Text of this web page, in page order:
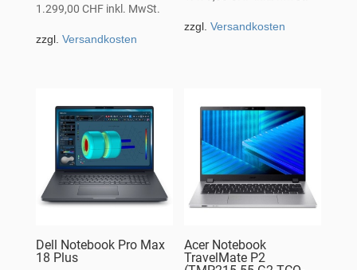
1.299,00 CHF inkl. MwSt.
zzgl. Versandkosten
zzgl.Versandkosten
Dell Notebook Pro Max
18 Plus
Acer Notebook
TravelMate P2